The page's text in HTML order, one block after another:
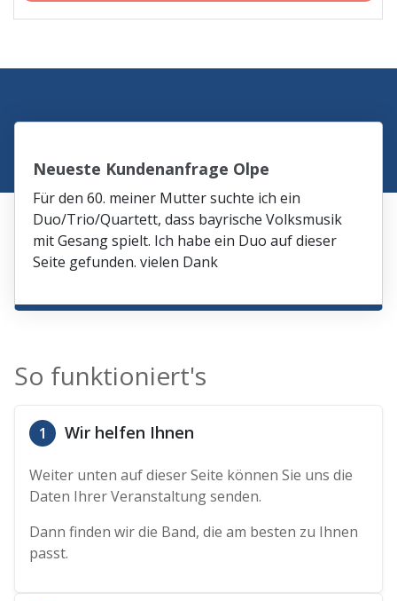
Neueste Kundenanfrage Olpe
Für den 60. meiner Mutter suchte ich ein
Duo/Trio/Quartett, dass bayrische Volksmusik
mit Gesang spielt. Ich habe ein Duo auf dieser
Seite gefunden. vielen Dank
So funktioniert's
1 Wir helfen Ihnen
Weiter unten auf dieser Seite können Sie uns die
Daten Ihrer Veranstaltung senden.
Dann finden wir die Band, die am besten zu Ihnen
passt.